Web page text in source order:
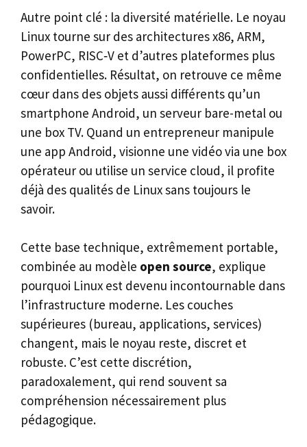
Autre point clé : la diversité matérielle. Le noyau
Linux tourne sur des architectures x86, ARM,
PowerPC, RISC‑V et d’autres plateformes plus
confidentielles. Résultat, on retrouve ce même
cœur dans des objets aussi différents qu’un
smartphone Android, un serveur bare-metal ou
une box TV. Quand un entrepreneur manipule
une app Android, visionne une vidéo via une box
opérateur ou utilise un service cloud, il profite
déjà des qualités de Linux sans toujours le
savoir.
Cette base technique, extrêmement portable,
combinée au modèle open source, explique
pourquoi Linux est devenu incontournable dans
l’infrastructure moderne. Les couches
supérieures (bureau, applications, services)
changent, mais le noyau reste, discret et
robuste. C’est cette discrétion,
paradoxalement, qui rend souvent sa
compréhension nécessairement plus
pédagogique.